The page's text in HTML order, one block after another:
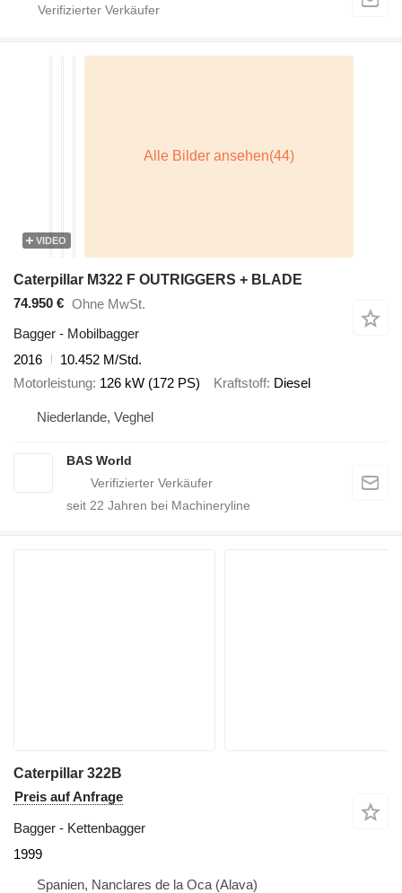
VIDEO
Caterpillar M322 F OUTRIGGERS + BLADE
74.950 € Ohne MwSt.
Bagger - Mobilbagger
2016
10.452 M/Std.
Motorleistung 126 kW (172 PS) Kraftstoff Diesel
Niederlande, Veghel
BAS World
seit 22 Jahren bei Machineryline
Caterpillar 322B
Preis auf Anfrage
Bagger - Kettenbagger
1999
Spanien, Nanclares de la Oca (Alava)